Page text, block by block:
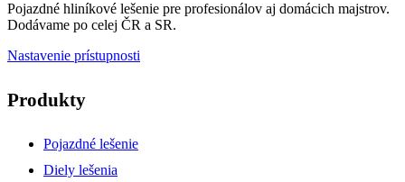
Pojazdné hliníkové lešenie pre profesionálov aj domácich majstrov.
Dodávame po celej ČR a SR.
Nastavenie prístupnosti
Produkty
Pojazdné lešenie
Diely lešenia